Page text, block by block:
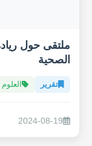
ملتقى حول
الصحية
تقرير العلوم
2024-08-19